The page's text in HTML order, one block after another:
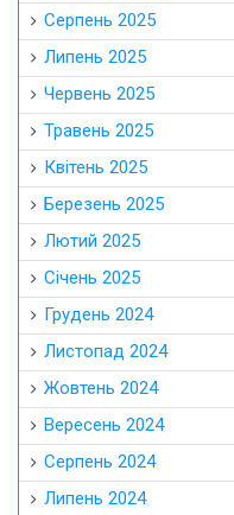
Серпень 2025
Липень 2025
Червень 2025
Травень 2025
Квітень 2025
Березень 2025
Лютий 2025
Січень 2025
Грудень 2024
Листопад 2024
Жовтень 2024
Вересень 2024
Серпень 2024
Липень 2024